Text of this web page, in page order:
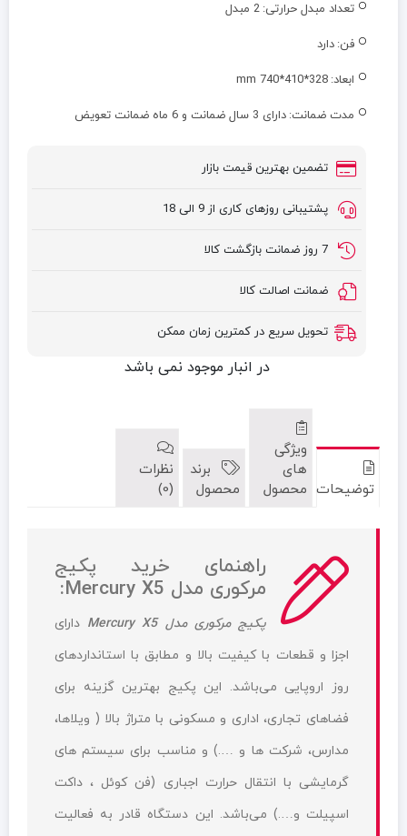
تعداد مبدل حرارتی: 2 مبدل
فن: دارد
ابعاد: mm 740*410*328
مدت ضمانت: دارای 3 سال ضمانت و 6 ماه ضمانت تعویض
تضمین بهترین قیمت بازار
پشتیبانی روزهای کاری از 9 الی 18
7 روز ضمانت بازگشت کالا
ضمانت اصالت کالا
تحویل سریع در کمترین زمان ممکن
در انبار موجود نمی باشد
توضیحات
ویژگی
های
محصول
برند
محصول
نظرات
(0)
راهنمای خرید پکیج
مرکوری مدل Mercury X5:
پکیج مرکوری مدل Mercury X5
دارای
اجزا و قطعات با کیفیت بالا و مطابق با استانداردهای
روز اروپایی می‌باشد. این پکیج بهترین گزینه برای
فضاهای تجاری، اداری و مسکونی با متراژ بالا ( ویلاها،
مدارس، شرکت ها و ….) و مناسب برای سیستم های
گرمایشی با انتقال حرارت اجباری (فن کوئل ، داکت
اسپیلت و….) می‌باشد. این دستگاه قادر به فعالیت